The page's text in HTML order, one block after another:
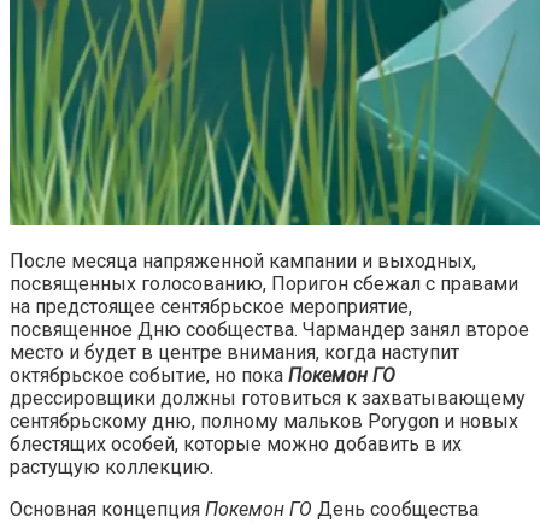
После месяца напряженной кампании и выходных,
посвященных голосованию, Поригон сбежал с правами
на предстоящее сентябрьское мероприятие,
посвященное Дню сообщества. Чармандер занял второе
место и будет в центре внимания, когда наступит
октябрьское событие, но пока Покемон ГО
дрессировщики должны готовиться к захватывающему
сентябрьскому дню, полному мальков Porygon и новых
блестящих особей, которые можно добавить в их
растущую коллекцию.
Основная концепция Покемон ГО День сообщества